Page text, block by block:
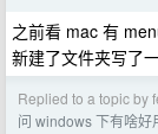
之前看 mac 有
新建了文件夹写了
Replied to a topic by
问 windows 下有啥好